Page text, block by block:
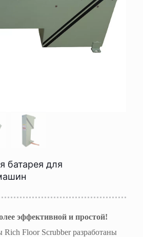
батарея для
эффективной и простой!
Floor Scrubber разработаны